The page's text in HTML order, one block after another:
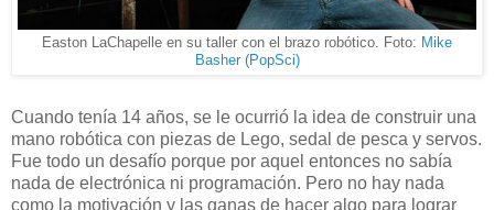
Easton LaChapelle en su taller con el brazo robótico. Foto: Mike
Basher (PopSci)
Cuando tenía 14 años, se le ocurrió la idea de construir una
mano robótica con piezas de Lego, sedal de pesca y servos.
Fue todo un desafío porque por aquel entonces no sabía
nada de electrónica ni programación. Pero no hay nada
como la motivación y las ganas de hacer algo para lograr